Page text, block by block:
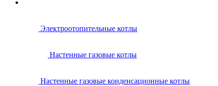
Электроотопительные котлы
Настенные газовые котлы
Настенные газовые конденсационные котлы